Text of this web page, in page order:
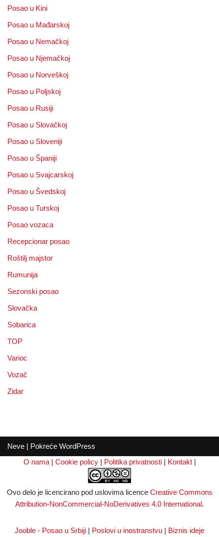
Posao u Kini
Posao u Mađarskoj
Posao u Nemačkoj
Posao u Njemačkoj
Posao u Norveškoj
Posao u Poljskoj
Posao u Rusiji
Posao u Slovačkoj
Posao u Sloveniji
Posao u Španiji
Posao u Svajcarskoj
Posao u Švedskoj
Posao u Turskoj
Posao vozaca
Recepcionar posao
Roštilj majstor
Rumunija
Sezonski posao
Slovačka
Sobarica
TOP
Varioc
Vozač
Zidar
Neve | Pokreće WordPress
O nama | Cookie policy | Politika privatnosti | Kontakt |
Ovo delo je licencirano pod uslovima licence Creative Commons
Attribution-NonCommercial-NoDerivatives 4.0 International.
Jooble - Posao u Srbiji | Poslovi u inostranstvu | Biznis ideje